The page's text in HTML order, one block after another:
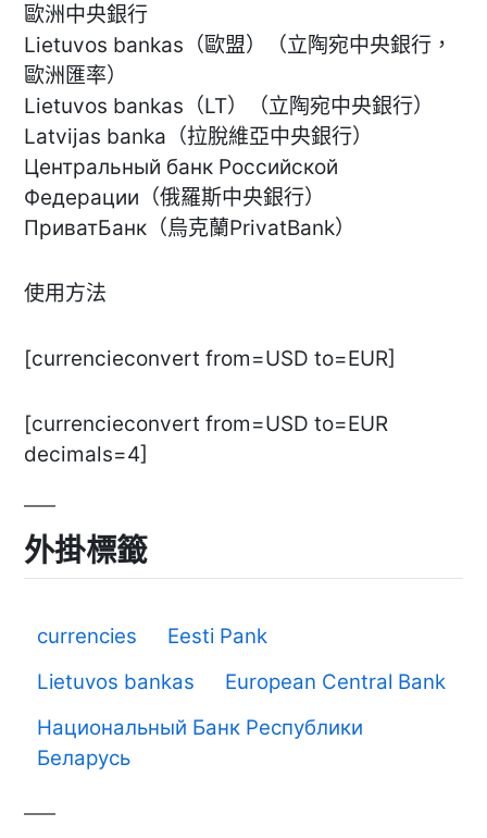
歐洲中央銀行
Lietuvos bankas（歐盟）（立陶宛中央銀行，
歐洲匯率）
Lietuvos bankas（LT）（立陶宛中央銀行）
Latvijas banka（拉脫維亞中央銀行）
Центральный банк Российской
Федерации（俄羅斯中央銀行）
ПриватБанк（烏克蘭PrivatBank）
使用方法
[currencieconvert from=USD to=EUR]
[currencieconvert from=USD to=EUR
decimals=4]
外掛標籤
currencies
Eesti Pank
Lietuvos bankas
European Central Bank
Национальный Банк Республики
Беларусь